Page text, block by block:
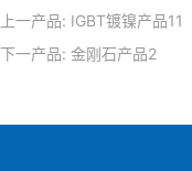
上一产品: IGBT镀镍产品11
下一产品: 金刚石产品2